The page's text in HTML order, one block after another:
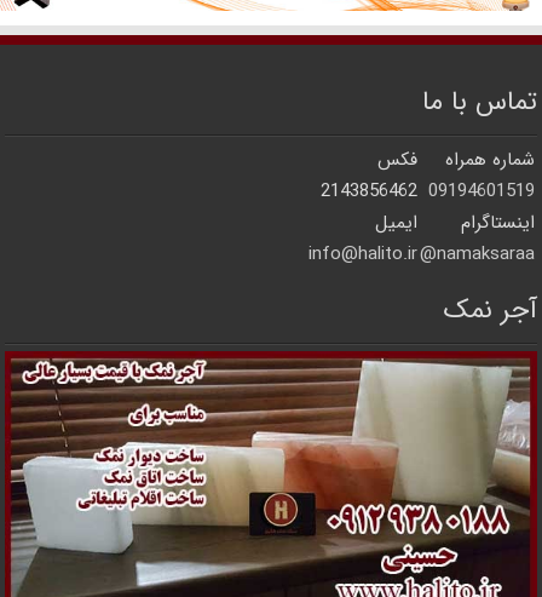
تماس با ما
شماره همراه
فکس
09194601519
2143856462
اینستاگرام
ایمیل
namaksaraa@
info@halito.ir
آجر نمک